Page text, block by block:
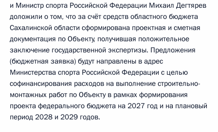
и Министр спорта Российской Федерации Михаил Дегтярев
доложили о том, что за счёт средств областного бюджета
Сахалинской области сформирована проектная и сметная
документация по Объекту, получившая положительное
заключение государственной экспертизы. Предложения
(бюджетная заявка) будут направлены в адрес
Министерства спорта Российской Федерации с целью
софинансирования расходов на выполнение строительно-
монтажных работ по Объекту в рамках формирования
проекта федерального бюджета на 2027 год и на плановый
период 2028 и 2029 годов.